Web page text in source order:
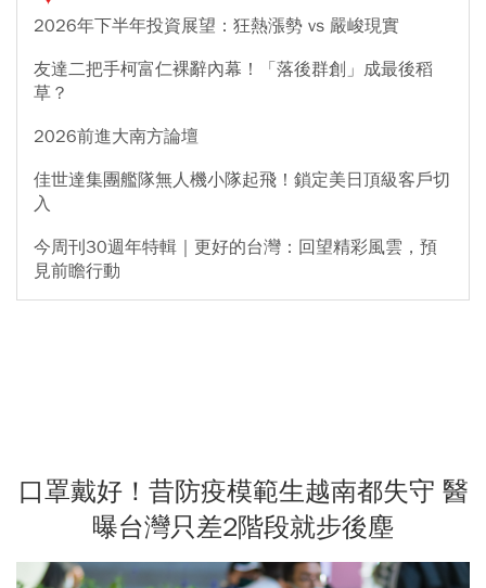
2026年下半年投資展望：狂熱漲勢 vs 嚴峻現實
友達二把手柯富仁裸辭內幕！「落後群創」成最後稻
草？
2026前進大南方論壇
佳世達集團艦隊無人機小隊起飛！鎖定美日頂級客戶切
入
今周刊30週年特輯｜更好的台灣：回望精彩風雲，預
見前瞻行動
口罩戴好！昔防疫模範生越南都失守 醫
曝台灣只差2階段就步後塵